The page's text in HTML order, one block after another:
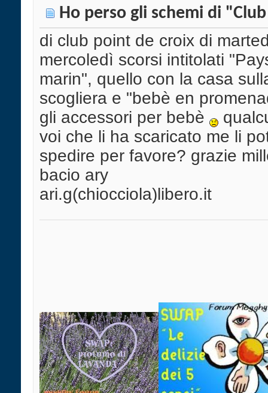
Ho perso gli schemi di
di club point de croix di
mercoledì scorsi intitolati
marin", quello con la casa
scogliera e "bebè en
gli accessori per bebè
voi che li ha scaricato me li
spedire per favore? grazie
bacio ary
ari.g(chiocciola)libero.it